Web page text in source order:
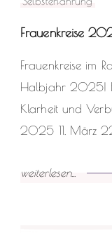
Frauenkreise
Frauenkreise im
Halbjahr 2025!
Klarheit und
2025 11. März
weiterlesen...